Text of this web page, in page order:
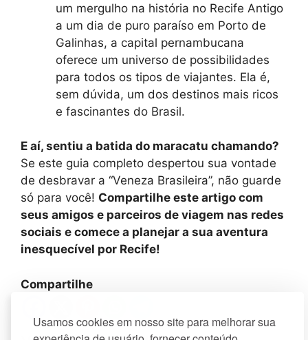
Usamos cookies em nosso site para melhorar sua
um mergulho na história no Recife Antigo
a um dia de puro paraíso em Porto de
Galinhas, a capital pernambucana
oferece um universo de possibilidades
para todos os tipos de viajantes. Ela é,
sem dúvida, um dos destinos mais ricos
e fascinantes do Brasil.
E aí, sentiu a batida do maracatu chamando?
Se este guia completo despertou sua vontade
de desbravar a “Veneza Brasileira”, não guarde
só para você! Compartilhe este artigo com
seus amigos e parceiros de viagem nas redes
sociais e comece a planejar a sua aventura
inesquecível por Recife!
Compartilhe